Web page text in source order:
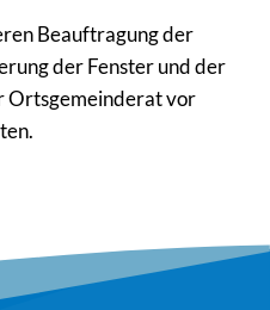
Beauftragung der
der Fenster und der
Ortsgemeinderat vor